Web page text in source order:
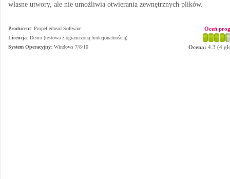
własne utwory, ale nie umożliwia otwierania zewnętrznych plików.
Producent: Propellerhead Software
Licencja: Demo (testowa z ograniczoną funkcjonalnością)
System Operacyjny: Windows 7/8/10
Oceń
Ocena: 4.3 (4